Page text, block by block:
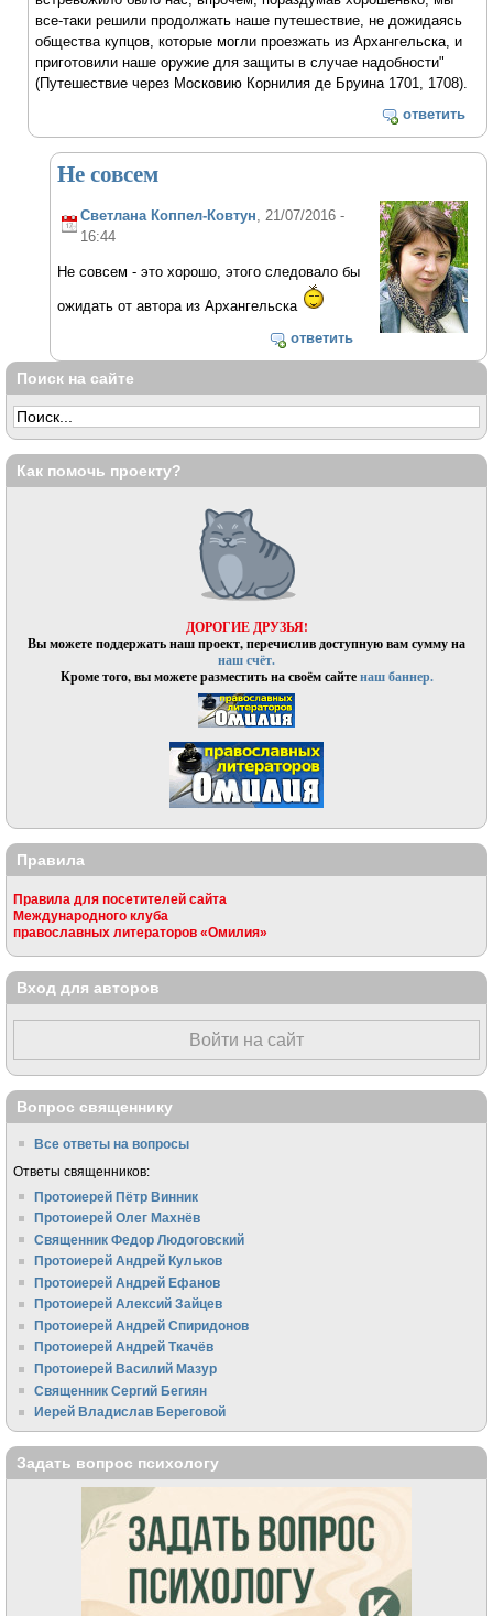
все-таки решили продолжать наше путешествие, не дожидаясь
общества купцов, которые могли проезжать из Архангельска, и
приготовили наше оружие для защиты в случае надобности"
(Путешествие через Московию Корнилия де Бруина 1701, 1708).
ответить
Не совсем
Светлана Коппел-Ковтун , 21/07/2016 -
16:44
Не совсем - это хорошо, этого следовало бы
ожидать от автора из Архангельска
ответить
Поиск на сайте
Как помочь проекту?
ДОРОГИЕ ДРУЗЬЯ!
Вы можете поддержать наш проект, перечислив доступную вам сумму на
наш счёт.
Кроме того, вы можете разместить на своём сайтенаш баннер.
Правила
Правила для посетителей сайта
Международного клуба
православных литераторов «Омилия»
Вход для авторов
Войти на сайт
Вопрос священнику
Все ответы на вопросы
Ответы священников:
Протоиерей Пётр Винник
Протоиерей Олег Махнёв
Священник Федор Людоговский
Протоиерей Андрей Кульков
Протоиерей Андрей Ефанов
Протоиерей Алексий Зайцев
Протоиерей Андрей Спиридонов
Протоиерей Андрей Ткачёв
Протоиерей Василий Мазур
Священник Сергий Бегиян
Иерей Владислав Береговой
Задать вопрос психологу